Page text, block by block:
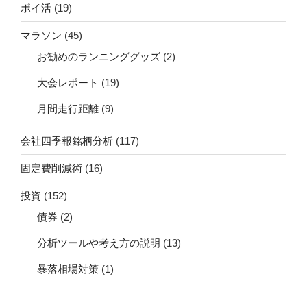
ポイ活 (19)
マラソン (45)
お勧めのランニンググッズ (2)
大会レポート (19)
月間走行距離 (9)
会社四季報銘柄分析 (117)
固定費削減術 (16)
投資 (152)
債券 (2)
分析ツールや考え方の説明 (13)
暴落相場対策 (1)